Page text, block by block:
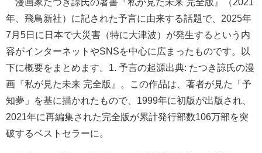
年、飛鳥新社）に記された予言に由来する話題で、2025年
7月5日に日本で大災害（特に大津波）が発生するという内
容がインターネットやSNSを中心に広まったものです。以
下に概要をまとめます。1. 予言の起源出典: たつき諒氏の漫
画『私が見た未来 完全版』。この作品は、著者が見た「予
知夢」を基に描かれたもので、1999年に初版が出版され、
2021年に再編集された完全版が累計発行部数106万部を突
破するベストセラーに。